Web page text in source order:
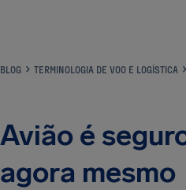
BLOG TERMINOLOGIA DE VOO E LOGÍSTICA
Avião é
agora mesmo